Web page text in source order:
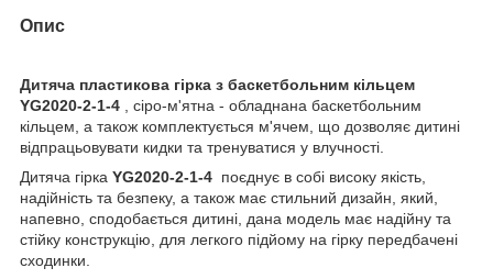
Опис
Дитяча пластикова гірка з баскетбольним кільцем
YG2020-2-1-4 , сіро-м'ятна - обладнана баскетбольним
кільцем, а також комплектується м'ячем, що дозволяє дитині
відпрацьовувати кидки та тренуватися у влучності.
Дитяча гірка YG2020-2-1-4 поєднує в собі високу якість,
надійність та безпеку, а також має стильний дизайн, який,
напевно, сподобається дитині, дана модель має надійну та
стійку конструкцію, для легкого підйому на гірку передбачені
сходинки.